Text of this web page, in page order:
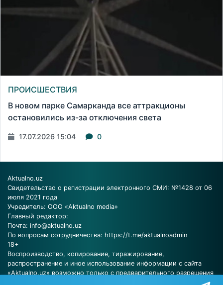
ПРОИСШЕСТВИЯ
В новом парке Самарканда все аттракционы
остановились из-за отключения света
17.07.2026 15:04 0
Aktualno.uz
Свидетельство о регистрации электронного СМИ: №1428 от 06
июля 2021 года
Учредитель: ООО «Aktualno media»
Главный редактор:
Почта: info@aktualno.uz
По вопросам сотрудничества: https://t.me/aktualnoadmin
18+
Воспроизводство, копирование, тиражирование,
распространение и иное использование информации с сайта
«Aktualno.uz» возможно только с предварительного разрешения